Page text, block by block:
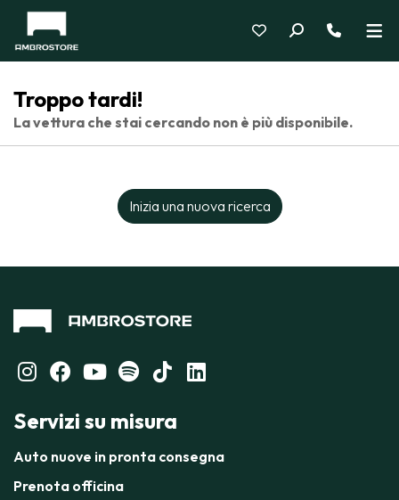
Troppo tardi!
La vettura che stai cercando non è più disponibile.
Inizia una nuova ricerca
Servizi su misura
Auto nuove in pronta consegna
Prenota officina